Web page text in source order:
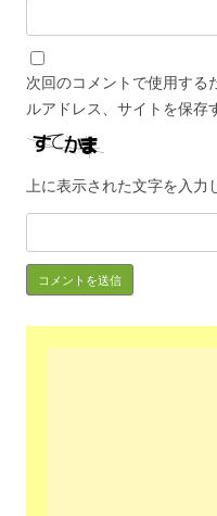
次回のコメントで使用する
ルアドレス、サイトを保存
上に表示された文字を入力